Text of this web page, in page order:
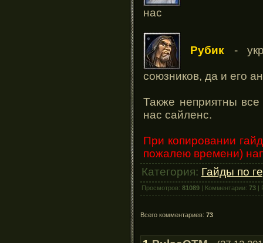
нас
Рубик -
союзников, да и его
Также неприятны все
нас сайленс.
При копировании
пожалею времени)
Категория: Гайды по
Просмотров: 81089 | Комментарии: 73 |
Всего комментариев: 73